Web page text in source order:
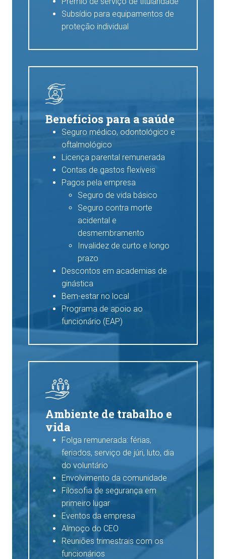
Subsídio para equipamentos de
proteção individual
Benefícios para a saúde
Seguro médico, odontológico e
oftalmológico
Licença parental remunerada
Contas de gastos flexíveis
Pagos pela empresa
Seguro de vida básico
Seguro contra morte
acidental e
desmembramento
Invalidez de curto e longo
prazo
Descontos em academias de
ginástica
Bem-estar no local
Programa de apoio ao
funcionário (EAP)
Ambiente de trabalho e
vida
Folga remunerada: férias,
feriados, serviço de júri, luto, dia
do voluntário
Envolvimento da comunidade
Filosofia de segurança em
primeiro lugar
Eventos da empresa
Almoço do CEO
Reuniões trimestrais com os
funcionários